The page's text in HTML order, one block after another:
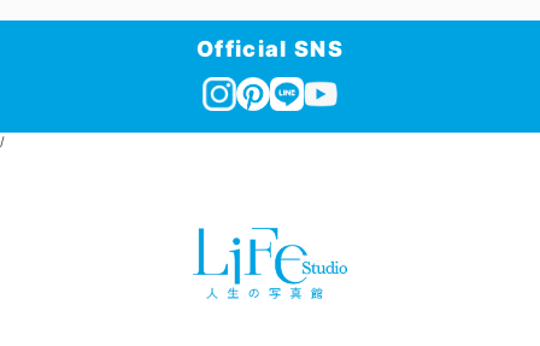
Official SNS
/